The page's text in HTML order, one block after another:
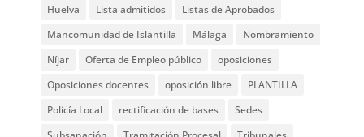
Huelva
Lista admitidos
Listas de Aprobados
Mancomunidad de Islantilla
Málaga
Nombramiento
Níjar
Oferta de Empleo público
oposiciones
Oposiciones docentes
oposición libre
PLANTILLA
Policía Local
rectificación de bases
Sedes